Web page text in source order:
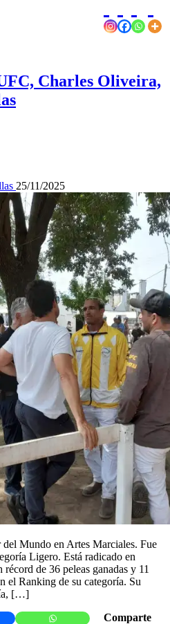
Charles Oliveira,
25/11/2025
Mundo en Artes Marciales. Fue
Ligero. Está radicado en
de 36 peleas ganadas y 11
el Ranking de su categoría. Su
[…]
Comparte